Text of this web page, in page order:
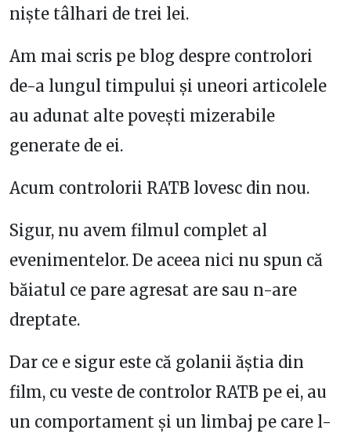
niște tâlhari de trei lei.
Am mai scris pe blog despre controlori
de-a lungul timpului și uneori articolele
au adunat alte povești mizerabile
generate de ei.
Acum controlorii RATB lovesc din nou.
Sigur, nu avem filmul complet al
evenimentelor. De aceea nici nu spun că
băiatul ce pare agresat are sau n-are
dreptate.
Dar ce e sigur este că golanii ăștia din
film, cu veste de controlor RATB pe ei, au
un comportament și un limbaj pe care l-